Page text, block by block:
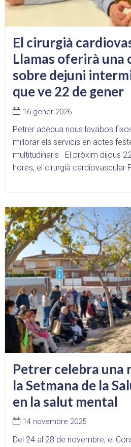
El cirurgià
Llamas oferirà una
sobre dejuni
que ve 22 de gener
16 gener 2026
Petrer adequa nous lavabos
millorar els servicis en actes
multitudinaris El pròxim dijous
hores, el cirurgià cardiovascular
Petrer celebra una
la Setmana de la
en la salut mental
14 novembre 2025
Del 24 al 28 de novembre, el